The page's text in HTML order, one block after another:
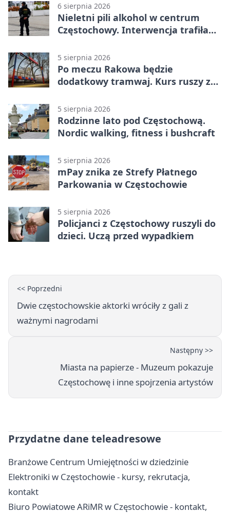
6 sierpnia 2026
Nieletni pili alkohol w centrum
Częstochowy. Interwencja trafiła
5 sierpnia 2026
Po meczu Rakowa będzie
dodatkowy tramwaj. Kurs ruszy ze
5 sierpnia 2026
Rodzinne lato pod Częstochową.
Nordic walking, fitness i bushcraft
5 sierpnia 2026
mPay znika ze Strefy Płatnego
Parkowania w Częstochowie
5 sierpnia 2026
Policjanci z Częstochowy ruszyli do
dzieci. Uczą przed wypadkiem
<< Poprzedni
Dwie częstochowskie aktorki wróciły z gali z
ważnymi nagrodami
Następny >>
Miasta na papierze - Muzeum pokazuje
Częstochowę i inne spojrzenia artystów
Przydatne dane teleadresowe
Branżowe Centrum Umiejętności w dziedzinie
Elektroniki w Częstochowie - kursy, rekrutacja,
kontakt
Biuro Powiatowe ARiMR w Częstochowie - kontakt,